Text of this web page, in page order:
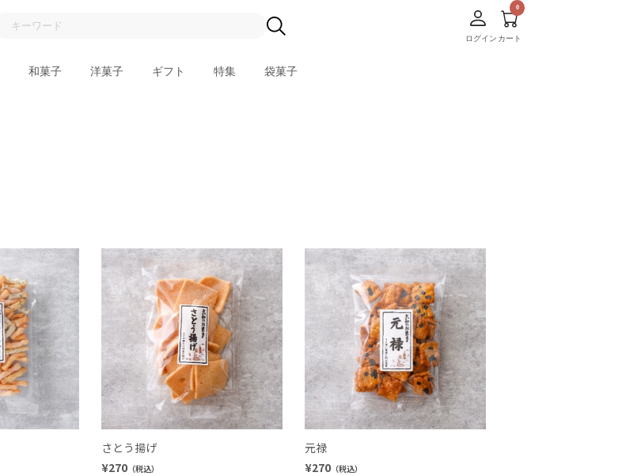
ログイン カート
和菓子 洋菓子 ギフト 特集 袋菓子
さとう揚げ
¥270 （税込）
元禄
¥270 （税込）